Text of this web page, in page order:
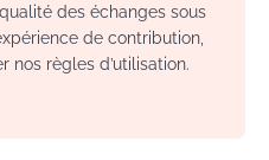
des échanges sous
de contribution,
nos règles d’utilisation.